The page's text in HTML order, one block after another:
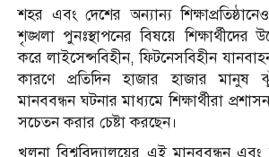
শহর এবং দেশের অন্যান্য
শৃঙ্খলা পুনঃস্থাপনের বিষয়ে শিক্ষার্থীদের
করে লাইসেন্সবিহীন, ফিটনেসবিহীন
কারণে প্রতিদিন হাজার হাজার
মানববন্ধন ঘটনার মাধ্যমে শিক্ষার্থীরা
সচেতন করার চেষ্টা করছেন।
খুলনা বিশ্ববিদ্যালয়ের এই মানববন্ধন এবং